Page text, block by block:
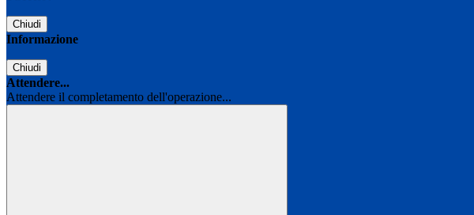
Chiudi
Informazione
Chiudi
Attendere...
Attendere il completamento dell'operazione...